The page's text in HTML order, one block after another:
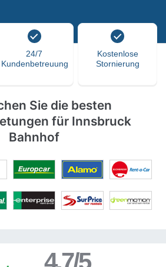
24/7
Kundenbetreuung
Kostenlose
Stornierung
Sie die besten
für Innsbruck
Bahnhof